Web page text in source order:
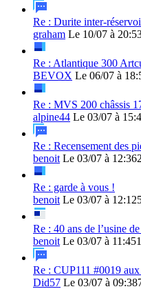
Re : Durite inter-
graham Le 10/07 à
Re : Atlantique 300
BEVOX Le 06/07 à
Re : MVS 200 châssis
alpine44 Le 03/07 à
Re : Recensement des
benoit Le 03/07 à 12:36
Re : garde à vous !
benoit Le 03/07 à 12:12
Re : 40 ans de l’usine
benoit Le 03/07 à 11:45
Re : CUP111 #0019 aux
Did57 Le 03/07 à 09:38